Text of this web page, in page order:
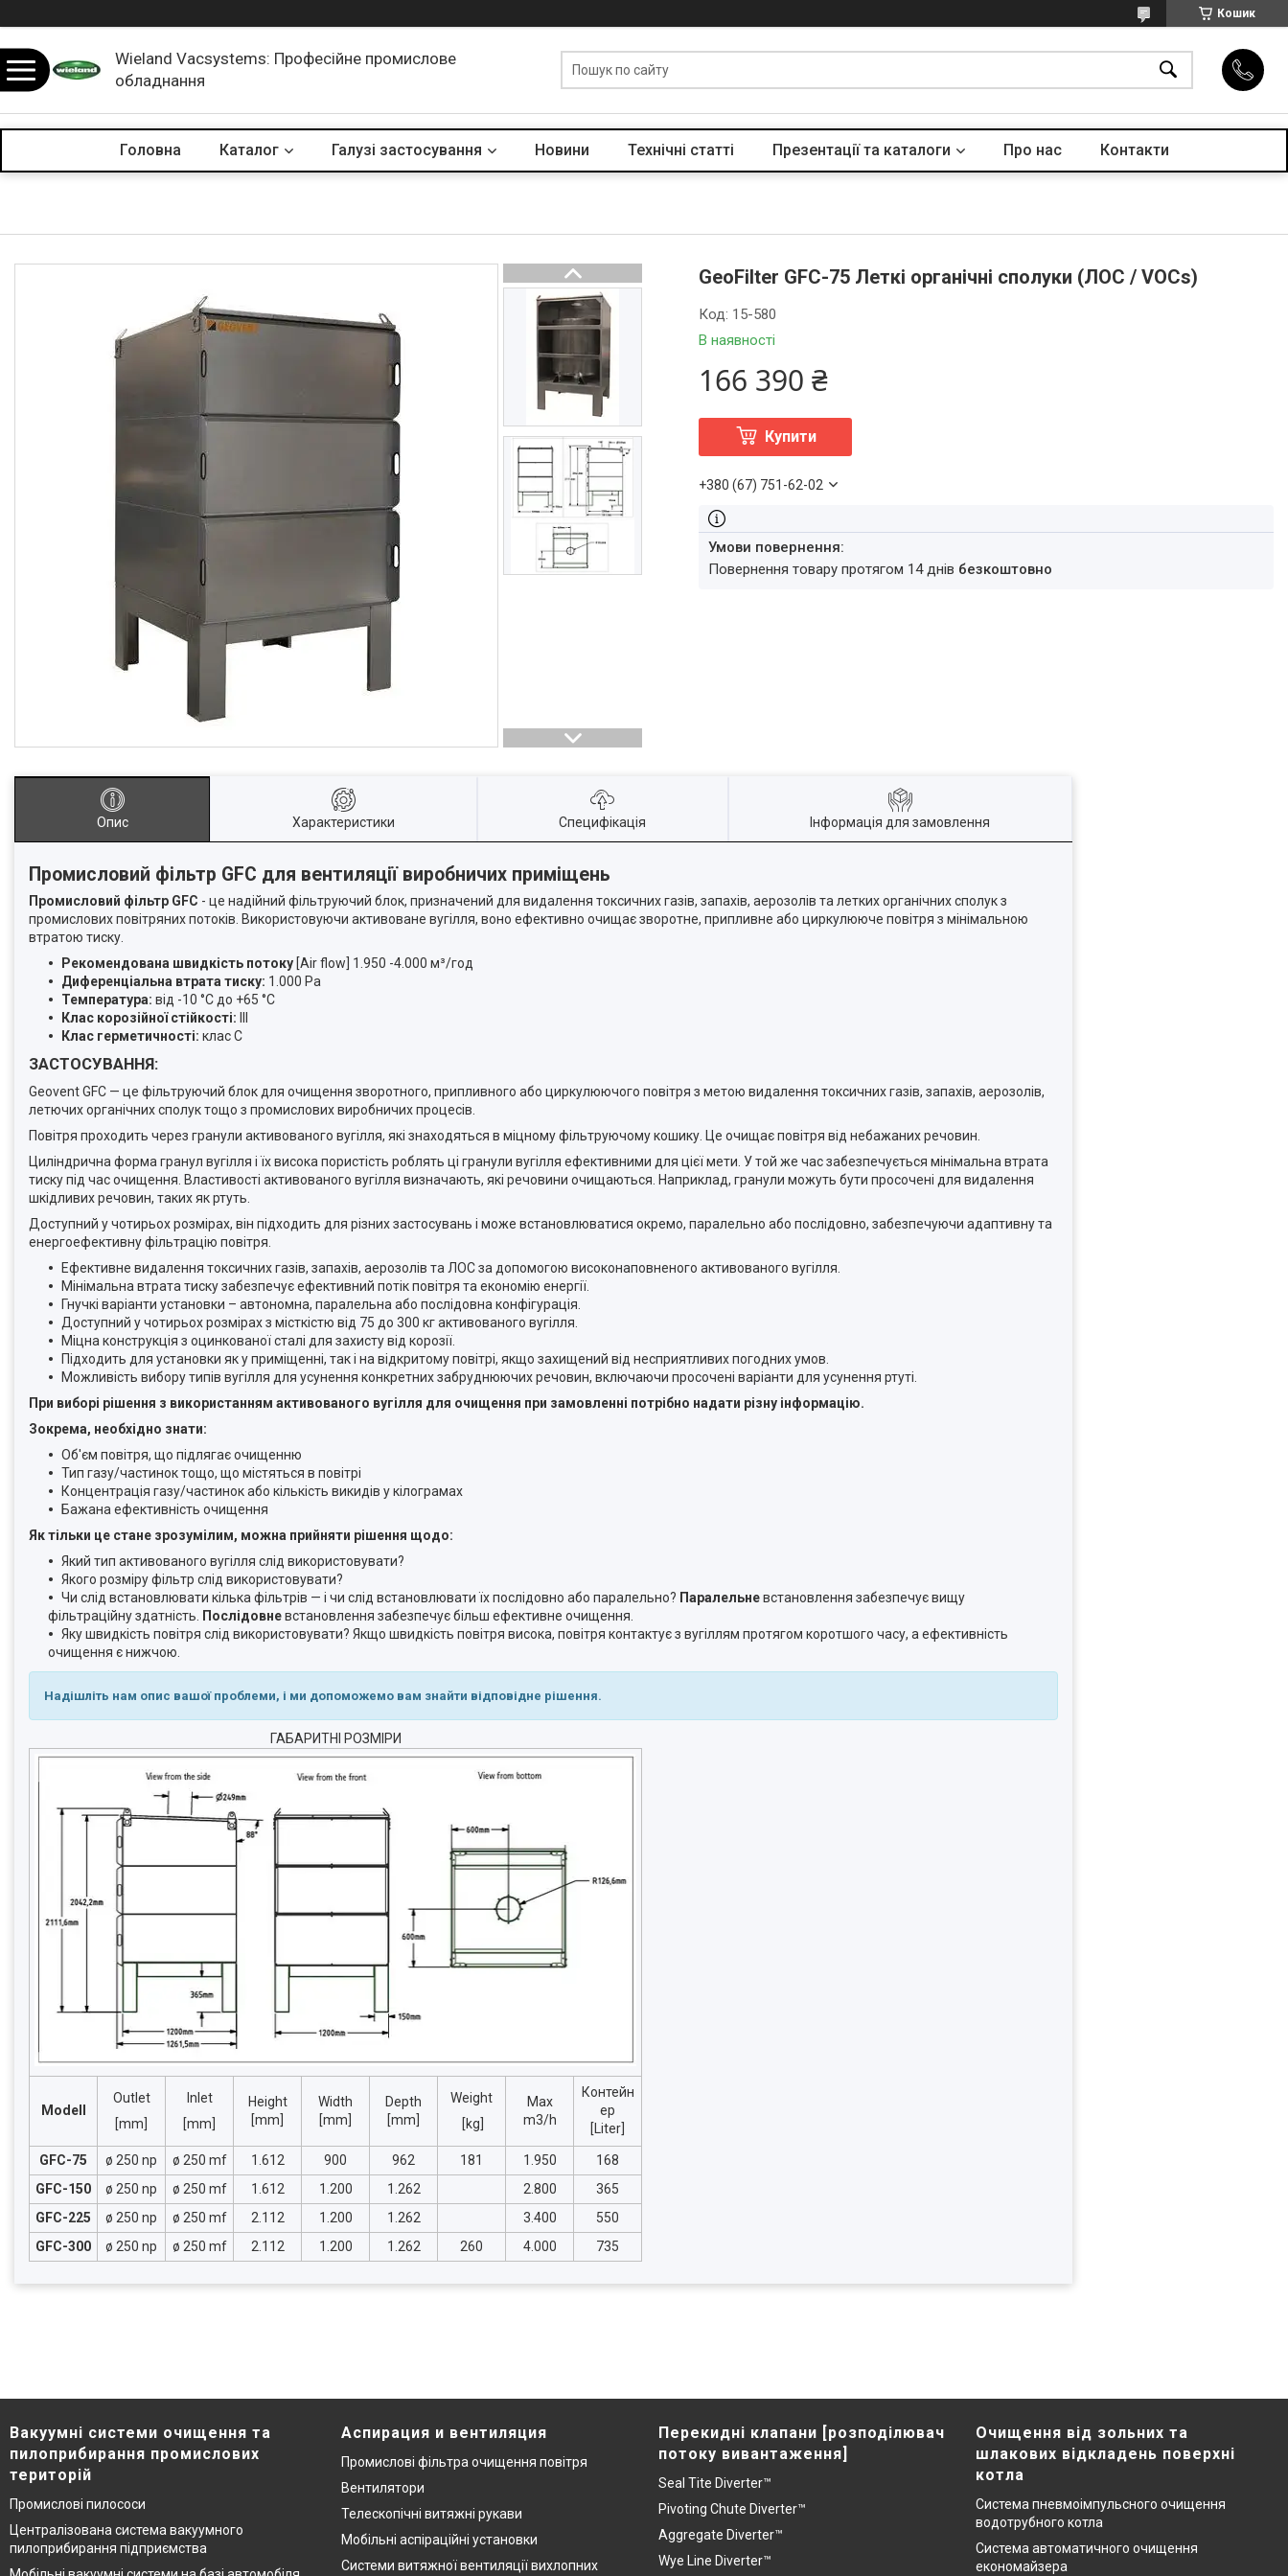
Кошик
Wieland Vacsystems: Професійне промислове
обладнання
Головна Каталог Галузі застосування Новини Технічні статті Презентації та каталоги Про нас Контакти
GeoFilter GFC-75 Леткі органічні сполуки (ЛОС / VOCs)
В наявності
Код: 15-580
166 390 ₴
Купити
+380 (67) 751-62-02
повернення товару протягом 14 днів безкоштовно
Опис Характеристики Специфікація Інформація для замовлення
Промисловий фільтр GFC для вентиляції виробничих приміщень
Промисловий фільтр GFC - це надійний фільтруючий блок, призначений для видалення токсичних газів, запахів, аерозолів та летких органічних сполук з
промислових повітряних потоків. Використовуючи активоване вугілля, воно ефективно очищає зворотне, припливне або циркулююче повітря з мінімальною
втратою тиску.
Рекомендована швидкість потоку [Air flow] 1.950 -4.000 м³/год
Диференціальна втрата тиску: 1.000 Pa
Температура: від -10 °C до +65 °C
Клас корозійної стійкості:
Клас герметичності: клас C
ЗАСТОСУВАННЯ:
Geovent GFC — це фільтруючий блок для очищення зворотного, припливного або циркулюючого повітря з метою видалення токсичних газів, запахів, аерозолів,
летючих органічних сполук тощо з промислових виробничих процесів.
Повітря проходить через гранули активованого вугілля, які знаходяться в міцному фільтруючому кошику. Це очищає повітря від небажаних речовин.
Циліндрична форма гранул вугілля і їх висока пористість роблять ці гранули вугілля ефективними для цієї мети. У той же час забезпечується мінімальна втрата
тиску під час очищення. Властивості активованого вугілля визначають, які речовини очищаються. Наприклад, гранули можуть бути просочені для видалення
шкідливих речовин, таких як ртуть.
Доступний у чотирьох розмірах, він підходить для різних застосувань і може встановлюватися окремо, паралельно або послідовно, забезпечуючи адаптивну та
енергоефективну фільтрацію повітря.
Ефективне видалення токсичних газів, запахів, аерозолів та ЛОС за допомогою високонаповненого активованого вугілля.
Мінімальна втрата тиску забезпечує ефективний потік повітря та економію енергії.
Гнучкі варіанти установки – автономна, паралельна або послідовна конфігурація.
Доступний у чотирьох розмірах з місткістю від 75 до 300 кг активованого вугілля.
Міцна конструкція з оцинкованої сталі для захисту від корозії.
Підходить для установки як у приміщенні, так і на відкритому повітрі, якщо захищений від несприятливих погодних умов.
Можливість вибору типів вугілля для усунення конкретних забруднюючих речовин, включаючи просочені варіанти для усунення ртуті.
При виборі рішення з використанням активованого вугілля для очищення при замовленні потрібно надати різну інформацію.
Зокрема, необхідно знати:
Об'єм повітря, що підлягає очищенню
Тип газу/частинок тощо, що містяться в повітрі
Концентрація газу/частинок або кількість викидів у кілограмах
Бажана ефективність очищення
Як тільки це стане зрозумілим, можна прийняти рішення щодо:
Який тип активованого вугілля слід використовувати?
Якого розміру фільтр слід використовувати?
Чи слід встановлювати кілька фільтрів — і чи слід встановлювати їх послідовно або паралельно? Паралельневстановлення забезпечує вищу
фільтраційну здатність.
Послідовневстановлення забезпечує більш ефективне очищення.
Яку швидкість повітря слід використовувати? Якщо швидкість повітря висока, повітря контактує з вугіллям протягом коротшого часу, а ефективність
очищення є нижчою.
Надішліть нам опис вашої проблеми, і ми допоможемо вам знайти відповідне рішення.
ГАБАРИТНІ РОЗМІРИ
Modell
Outlet
[mm]
Inlet
[mm]
Height
[mm]
Width
[mm]
Depth
[mm]
Weight
[kg]
Max
m3/h
Контейн
ер
[Liter]
GFC-75 ø 250 np ø 250 mf 1.612 900 962 181 1.950
168
GFC-150
ø 250 np ø 250 mf 1.612 1.200 1.262 2.800
365
GFC-225
ø 250 np ø 250 mf 2.112 1.200 1.262 3.400
550
GFC-300
ø 250 np ø 250 mf 2.112 1.200 1.262 260 4.000 735
Вакуумні системи очищення та
пилоприбирання промислових
територій
Промислові пилососи
Централізована система вакуумного
пилоприбирання підприємства
Аспирация и вентиляция
Промислові фільтра очищення повітря
Вентилятори
Телескопічні витяжні рукави
Мобільні аспіраційні установки
Системи витяжної вентиляції вихлопних
Перекидні клапани [розподілювач
потоку вивантаження]
Seal Tite Diverter™
Pivoting Chute Diverter™
Aggregate Diverter™
Wye Line Diverter™
Очищення від зольних та
шлакових відкладень поверхні
котла
Система пневмоімпульсного очищення
водотрубного котла
Система автоматичного очищення
економайзера